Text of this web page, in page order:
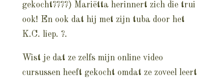
gekocht????) Mariëtta herinnert zich die trui
ook! En ook dat hij met zijn tuba door het
K.C. liep. ?.
Wist je dat ze zelfs mijn online video
cursussen heeft gekocht omdat ze zoveel leert